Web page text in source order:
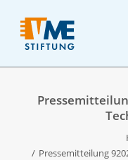
Pressemitteilung